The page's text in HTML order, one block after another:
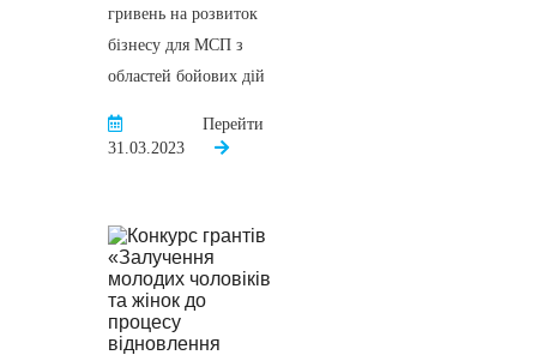
гривень на розвиток
бізнесу для МСП з
областей бойових дій
31.03.2023
Перейти